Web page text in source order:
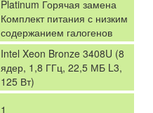
Platinum Горячая замена
Комплект питания с низким
содержанием галогенов
Intel Xeon Bronze 3408U (8
ядер, 1,8 ГГц, 22,5 МБ L3,
125 Вт)
1